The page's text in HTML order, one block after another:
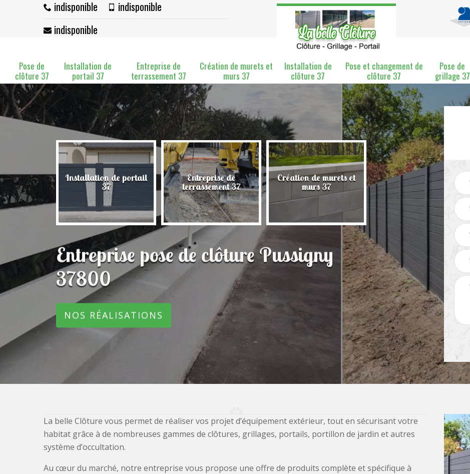
indisponible
indisponible
indisponible
Pose de
clôture 37
Installation de
portail 37
Entreprise de
terrassement 37
Création de murets et
murs 37
Installation de
clôture 37
Pose et changement de
clôture 37
Pose de
grillage 37
37 Installation de portail
37
Entreprise de
terrassement 37
Création de murets et
murs 37
Installation de clôture
37
Entreprise pose de clôture Pussigny
37800
NOS RÉALISATIONS
La belle Clôture vous permet de réaliser vos projet d’équipement extérieur, tout en sécurisant votre
habitat grâce à de nombreuses gammes de clôtures, grillages, portails, portillon de jardin et autres
système d’occultation.
Au cœur du marché, notre entreprise vous propose une offre de produits complète et spécifique à